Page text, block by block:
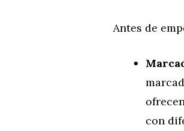
Antes de
con